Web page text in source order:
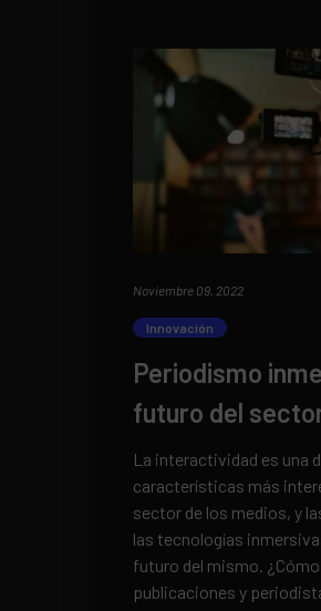
Noviembre 09, 2022
Innovación
Periodismo
futuro del
La interactividad es una
características más
sector de los medios, y
las tecnologías
futuro del mismo.
publicaciones y